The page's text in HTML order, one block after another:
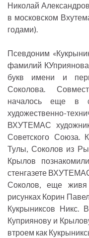
Николай
в московском
годами).
Псевдоним
фамилий
букв имени и
Соколова.
началось еще в
художественно-
ВХУТЕМАС
Советского Союза.
Тулы, Соколов из
Крылов
стенгазете
Соколов, еще
рисунках Корин
Кукрыниксов Никс.
Куприянову и
втроем как